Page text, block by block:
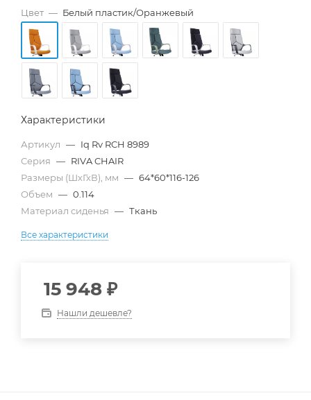
Цвет — Белый пластик/Оранжевый
Характеристики
Артикул — Iq Rv RCH 8989
Серия — RIVA CHAIR
Размеры (ШхГхВ), мм — 64*60*116-126
Объем — 0.114
Материал сиденья — Ткань
Все характеристики
15 948 ₽
Нашли дешевле?